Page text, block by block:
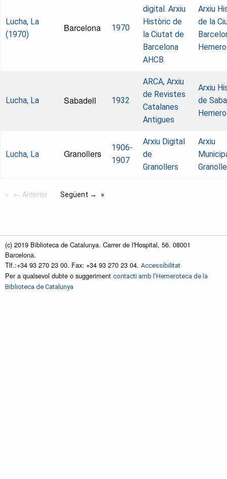
Lucha, La
(1970)
Barcelona 1970
digital. Arxiu
Històric de
la Ciutat de
Barcelona
AHCB
Arxiu
de la
Lucha, La Sabadell 1932
ARCA, Arxiu
de Revistes
Catalanes
Antigues
Arxiu
de
Lucha, La Granollers
1906-
1907
Arxiu Digital
de
Granollers
Arxiu
← Anterior Següent →
(c) 2019 Biblioteca de Catalunya. Carrer de l'Hospital, 56. 08001
Barcelona.
Tlf.:+34 93 270 23 00. Fax: +34 93 270 23 04. Accessibilitat
Per a qualsevol dubte o suggeriment contacti amb l'Hemeroteca de la
Biblioteca de Catalunya